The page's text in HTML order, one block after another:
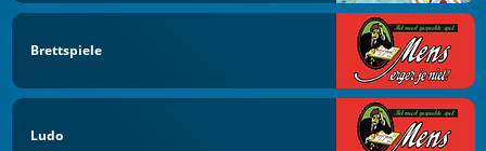
Brettspiele
Ludo